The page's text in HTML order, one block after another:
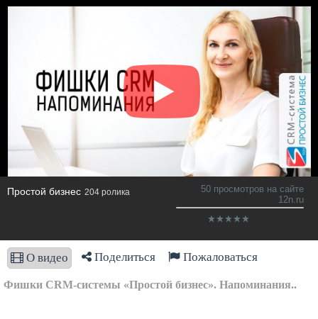
Простой бизнес 204 ролика
50 просмотров на сайте
12n.ru
О видео Поделиться Пожаловаться
Фишки CRM-системы «Простой бизнес». Напоминания..